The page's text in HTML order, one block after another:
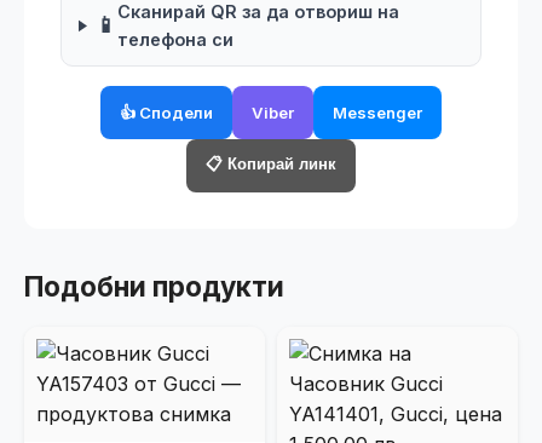
📱
Сканирай QR за да отвориш на
телефона си
👍 Сподели Viber Messenger
📋 Копирай линк
Подобни продукти